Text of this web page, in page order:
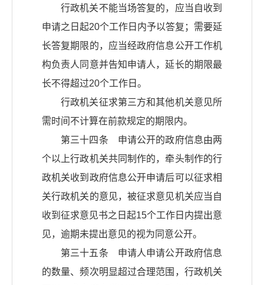
行政机关不能当场答复的，应当自收到
申请之日起20个工作日内予以答复；需要延
长答复期限的，应当经政府信息公开工作机
构负责人同意并告知申请人，延长的期限最
长不得超过20个工作日。
行政机关征求第三方和其他机关意见所
需时间不计算在前款规定的期限内。
第三十四条 申请公开的政府信息由两
个以上行政机关共同制作的，牵头制作的行
政机关收到政府信息公开申请后可以征求相
关行政机关的意见，被征求意见机关应当自
收到征求意见书之日起15个工作日内提出意
见，逾期未提出意见的视为同意公开。
第三十五条 申请人申请公开政府信息
的数量、频次明显超过合理范围，行政机关